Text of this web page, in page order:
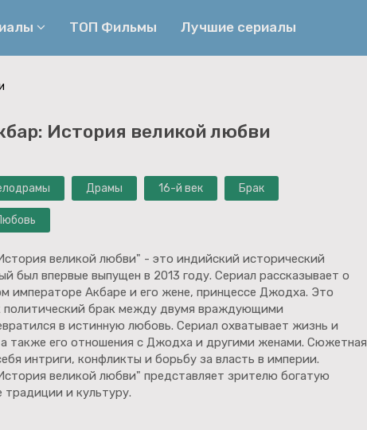
Криминальные
Семейные
Мелодрамы
Триллеры
Фэнтези
ТОП Фильмы Лучшие сериалы
История великой любви
Драмы 16-й век Брак
великой любви" - это индийский исторический
был впервые выпущен в 2013 году. Сериал рассказывает о
императоре Акбаре и его жене, принцессе Джодха. Это
политический брак между двумя враждующими
в истинную любовь. Сериал охватывает жизнь и
а также его отношения с Джодха и другими женами. Сюжетная
интриги, конфликты и борьбу за власть в империи.
великой любви" представляет зрителю богатую
и культуру.